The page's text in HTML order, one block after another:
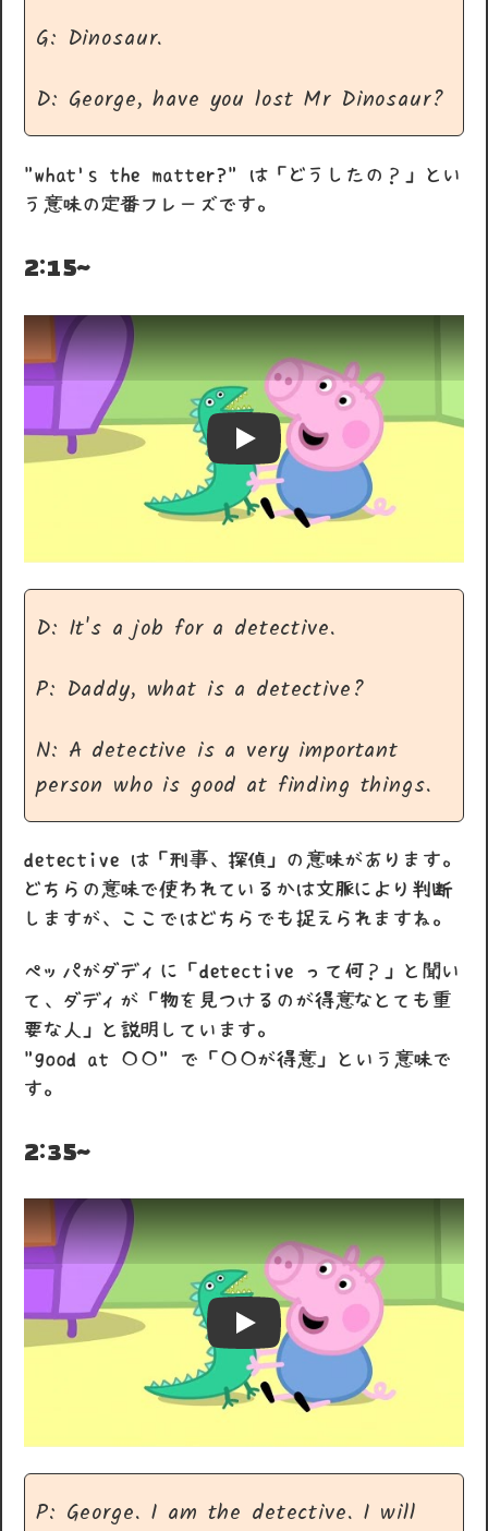
G: Dinosaur.
D: George, have you lost Mr Dinosaur?
"what's the matter?" は「どうしたの？」とい
う意味の定番フレーズです。
2:15~
Play
D: It's a job for a detective.
P: Daddy, what is a detective?
N: A detective is a very important
person who is good at finding things.
detective は「刑事、探偵」の意味があります。
どちらの意味で使われているかは文脈により判断
しますが、ここではどちらでも捉えられますね。
ペッパがダディに「detective って何？」と聞い
て、ダディが「物を見つけるのが得意なとても重
要な人」と説明しています。
"good at 〇〇" で「〇〇が得意」という意味で
す。
2:35~
Play
P: George. I am the detective. I will